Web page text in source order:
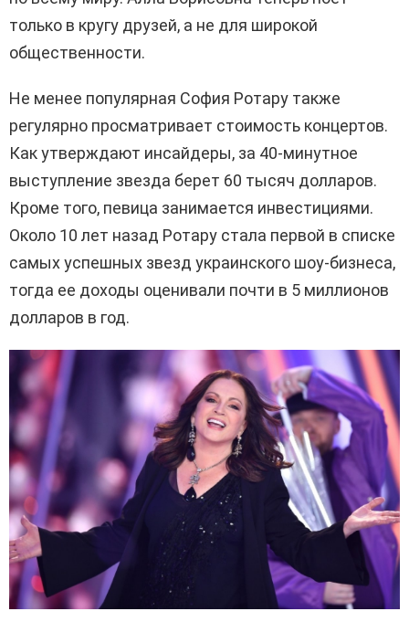
только в кругу друзей, а не для широкой
общественности.
Не менее популярная София Ротару также
регулярно просматривает стоимость концертов.
Как утверждают инсайдеры, за 40-минутное
выступление звезда берет 60 тысяч долларов.
Кроме того, певица занимается инвестициями.
Около 10 лет назад Ротару стала первой в списке
самых успешных звезд украинского шоу-бизнеса,
тогда ее доходы оценивали почти в 5 миллионов
долларов в год.